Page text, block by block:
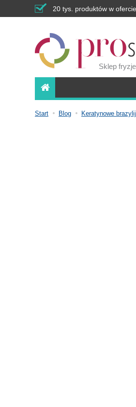
20 tys. produktów w ofercie
Sklep
Start Blog Keratynowe